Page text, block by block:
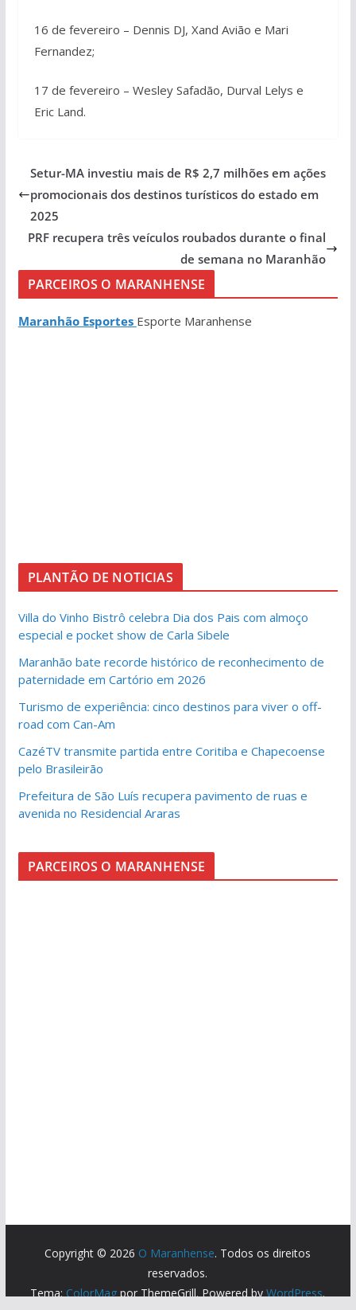
16 de fevereiro – Dennis DJ, Xand Avião e Mari
Fernandez;
17 de fevereiro – Wesley Safadão, Durval Lelys e
Eric Land.
Setur-MA investiu mais de R$ 2,7 milhões em ações
promocionais dos destinos turísticos do estado em
2025
PRF recupera três veículos roubados durante o final
de semana no Maranhão
PARCEIROS O MARANHENSE
Maranhão Esportes Esporte Maranhense
PLANTÃO DE NOTICIAS
Villa do Vinho Bistrô celebra Dia dos Pais com almoço
especial e pocket show de Carla Sibele
Maranhão bate recorde histórico de reconhecimento de
paternidade em Cartório em 2026
Turismo de experiência: cinco destinos para viver o off-
road com Can-Am
CazéTV transmite partida entre Coritiba e Chapecoense
pelo Brasileirão
Prefeitura de São Luís recupera pavimento de ruas e
avenida no Residencial Araras
PARCEIROS O MARANHENSE
Copyright © 2026 O Maranhense. Todos os direitos
reservados.
Tema: ColorMag por ThemeGrill. Powered byWordPress.